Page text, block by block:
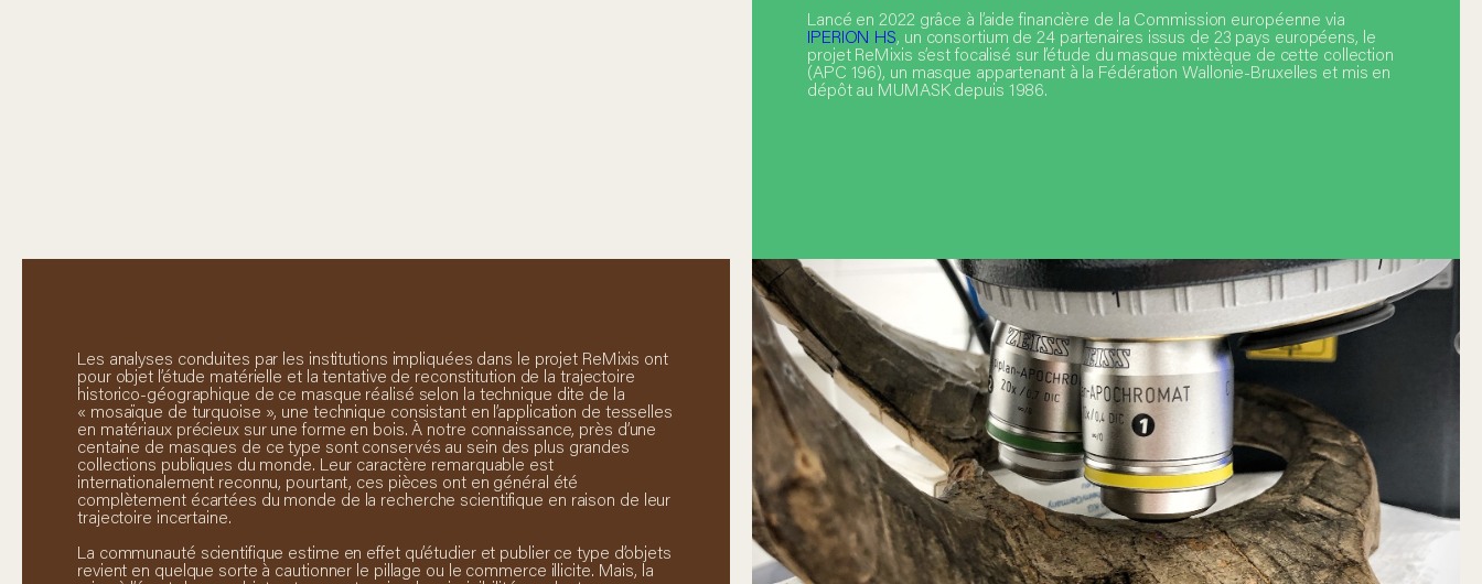
Lancé en 2022 grâce à l’aide financière de la Commission européenne via
IPERION HS, un consortium de 24 partenaires issus de 23 pays européens, le
projet ReMixis s’est focalisé sur l’étude du masque mixtèque de cette collection
(APC 196), un masque appartenant à la Fédération Wallonie-Bruxelles et mis en
dépôt au MUMASK depuis 1986.
Les analyses conduites par les institutions impliquées dans le projet ReMixis ont
pour objet l’étude matérielle et la tentative de reconstitution de la trajectoire
historico-géographique de ce masque réalisé selon la technique dite de la
« mosaïque de turquoise », une technique consistant en l’application de tesselles
en matériaux précieux sur une forme en bois. À notre connaissance, près d’une
centaine de masques de ce type sont conservés au sein des plus grandes
collections publiques du monde. Leur caractère remarquable est
internationalement reconnu, pourtant, ces pièces ont en général été
complètement écartées du monde de la recherche scientifique en raison de leur
trajectoire incertaine.
La communauté scientifique estime en effet qu’étudier et publier ce type d’objets
revient en quelque sorte à cautionner le pillage ou le commerce illicite. Mais, la